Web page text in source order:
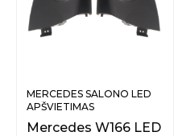
MERCEDES SALONO LED
APŠVIETIMAS
Mercedes W166 LED